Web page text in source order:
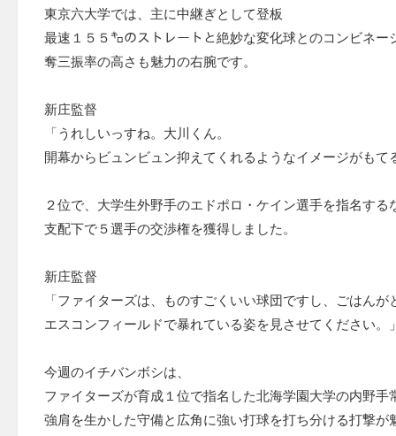
東京六大学では、主に中継ぎとして登板
最速１５５㌔のストレートと絶妙な変化球とのコンビネー
奪三振率の高さも魅力の右腕です。
新庄監督
「うれしいっすね。大川くん。
開幕からビュンビュン抑えてくれるようなイメージがもて
２位で、大学生外野手のエドポロ・ケイン選手を指名する
支配下で５選手の交渉権を獲得しました。
新庄監督
「ファイターズは、ものすごくいい球団ですし、ごはんが
エスコンフィールドで暴れている姿を見させてください。
今週のイチバンボシは、
ファイターズが育成１位で指名した北海学園大学の内野手
強肩を生かした守備と広角に強い打球を打ち分ける打撃が